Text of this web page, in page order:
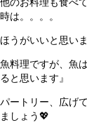
は。。。。
うがいいと思いま
料理ですが、魚
と思います』
ートリー、広げ
しょう💖